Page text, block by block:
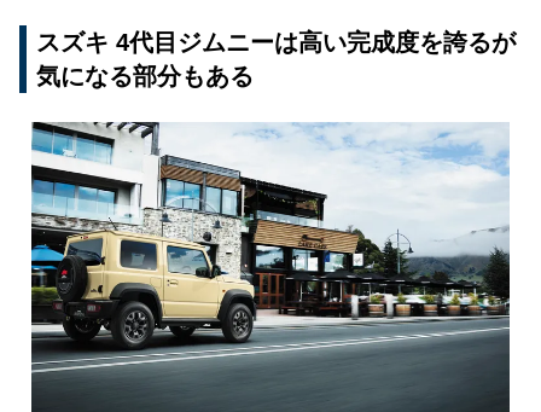
スズキ 4代目ジムニーは高い完成度を誇るが
気になる部分もある